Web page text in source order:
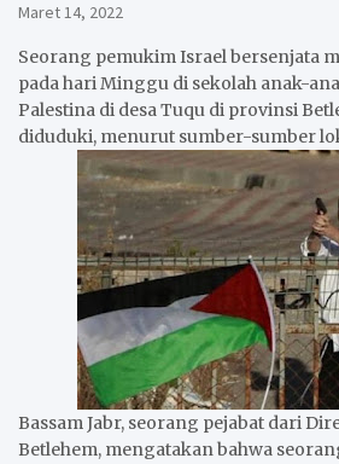
Maret 14, 2022
Seorang pemukim Israel bersenjata
pada hari Minggu di sekolah anak-
Palestina di desa Tuqu di provinsi
diduduki, menurut sumber-sumber
Bassam Jabr, seorang pejabat dari
Betlehem, mengatakan bahwa